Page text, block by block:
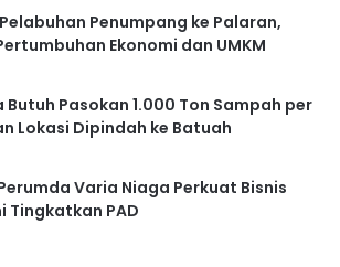
Penumpang ke Palaran,
Ekonomi dan UMKM
Butuh Pasokan 1.000 Ton Sampah per
Lokasi Dipindah ke Batuah
Varia Niaga Perkuat Bisnis
Tingkatkan PAD